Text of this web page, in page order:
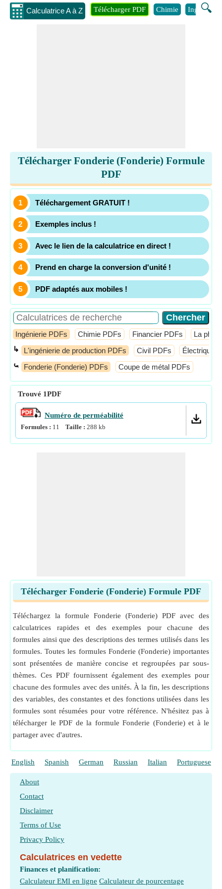
Calculatrice A à Z 🔍
Télécharger PDF Chimie Ingénierie
Télécharger Fonderie (Fonderie) Formule
PDF
Téléchargement GRATUIT !
Exemples inclus !
Avec le lien de la calculatrice en direct !
Prend en charge la conversion d'unité !
PDF adaptés aux mobiles !
Ingénierie PDFs Chimie PDFs Financier PDFs La
↳ L'ingénierie de production PDFs Civil PDFs Électrique
⤿ Fonderie (Fonderie) PDFs Coupe de métal PDFs
Trouvé 1PDF
Numéro de perméabilité
Formules : 11 Taille : 288 kb
Télécharger Fonderie (Fonderie) Formule PDF
Téléchargez la formule Fonderie (Fonderie) PDF avec des
calculatrices rapides et des exemples pour chacune des
formules ainsi que des descriptions des termes utilisés dans les
formules. Toutes les formules Fonderie (Fonderie) importantes
sont présentées de manière concise et regroupées par sous-
thèmes. Ces PDF fournissent également des exemples pour
chacune des formules avec des unités. À la fin, les descriptions
des variables, des constantes et des fonctions utilisées dans les
formules sont résumées pour votre référence. N'hésitez pas à
télécharger le PDF de la formule Fonderie (Fonderie) et à le
partager avec d'autres.
English Spanish German Russian Italian Portuguese
About
Contact
Disclaimer
Terms of Use
Privacy Policy
Calculatrices en vedette
Finances et planification:
Calculateur EMI en ligne Calculateur de pourcentage